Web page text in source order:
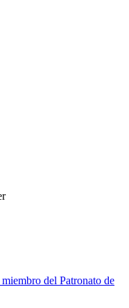
del Patronato de